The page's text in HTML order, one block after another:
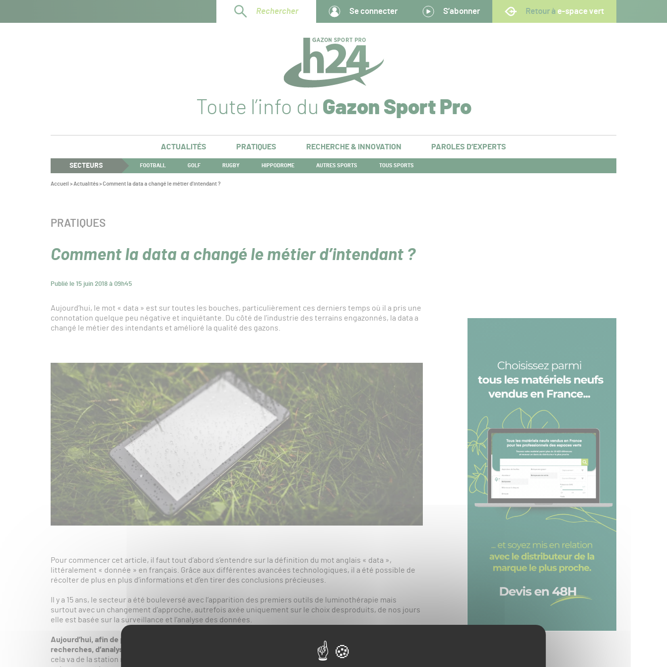
Rechercher Se connecter S’abonner Retour à e-space vert
Toute l’info du Gazon Sport Pro
ACTUALITÉS PRATIQUES RECHERCHE & INNOVATION PAROLES D’EXPERTS
SECTEURS FOOTBALL GOLF RUGBY HIPPODROME AUTRES SPORTS TOUS SPORTS
Vous
Accueil >Actualités>Comment la data a changé le métier d’intendant ?
Comment la data a changé le métier d’intendant ?
Publié le 15 juin 2018 à 09h45
CATÉGORIE :
PRATIQUES
Aujourd’hui, le mot « data » est sur toutes les bouches, particulièrement ces derniers temps où il a pris une
connotation quelque peu négative et inquiétante. Du côté de l’industrie des terrains engazonnés, la data a
changé le métier des intendants et amélioré la qualité des gazons.
Pour commencer cet article, il faut tout d’abord s’entendre sur la définition du mot anglais « data »,
littéralement « donnée » en français. Grâce aux différentes avancées technologiques, il a été possible de
récolter de plus en plus d’informations et d’en tirer des conclusions précieuses.
Il y a 15 ans, le secteur a été bouleversé avec l’apparition des premiers outils de luminothérapie mais
surtout avec un changement d’approche, autrefois axée uniquement sur le choix desproduits, de nos jours
elle est basée sur la surveillance et l’analyse des données.
Aujourd’hui, afin de proposer une surface de jeu optimale, l’intendant se voit obligé de faire des
recherches, d’analyser et de s’adapter en fonction des résultats.
Pour cela, de nombreux outils existent,
cela va de la station météo, qui permet de se préparer en fonction du temps, ainsi que les diverses sondes,